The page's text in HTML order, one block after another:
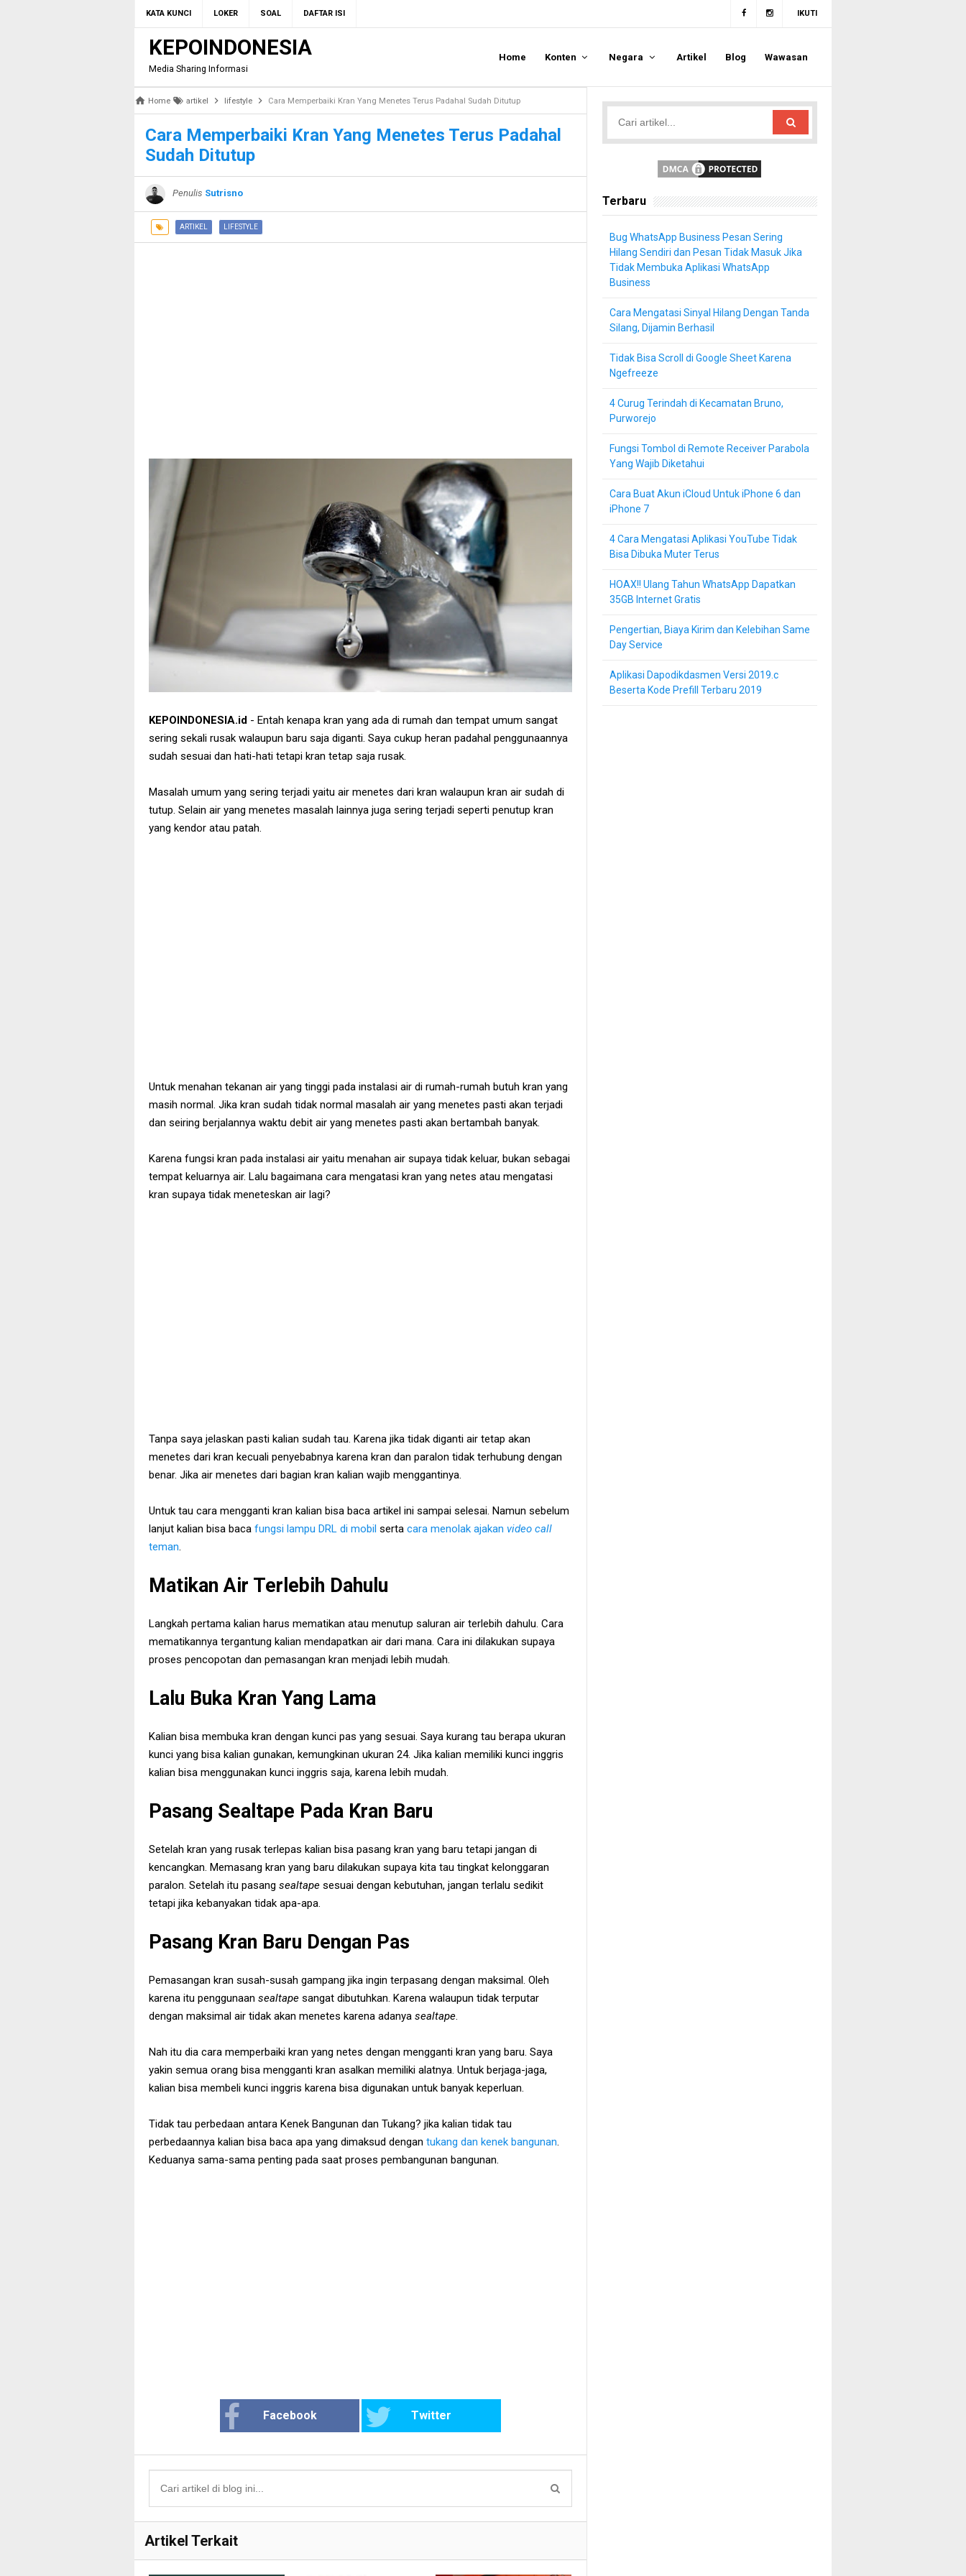
KATA KUNCI LOKER SOAL DAFTAR ISI IKUTI
KEPOINDONESIA
Media Sharing Informasi
Home Konten Negara Artikel Blog Wawasan
Home artikel lifestyle Cara Memperbaiki Kran Yang Menetes Terus Padahal Sudah Ditutup
Cara Memperbaiki Kran Yang Menetes Terus Padahal
Sudah Ditutup
Penulis Sutrisno
ARTIKEL LIFESTYLE
KEPOINDONESIA.id - Entah kenapa kran yang ada di rumah dan tempat umum sangat
sering sekali rusak walaupun baru saja diganti. Saya cukup heran padahal penggunaannya
sudah sesuai dan hati-hati tetapi kran tetap saja rusak.
Masalah umum yang sering terjadi yaitu air menetes dari kran walaupun kran air sudah di
tutup. Selain air yang menetes masalah lainnya juga sering terjadi seperti penutup kran
yang kendor atau patah.
Untuk menahan tekanan air yang tinggi pada instalasi air di rumah-rumah butuh kran yang
masih normal. Jika kran sudah tidak normal masalah air yang menetes pasti akan terjadi
dan seiring berjalannya waktu debit air yang menetes pasti akan bertambah banyak.
Karena fungsi kran pada instalasi air yaitu menahan air supaya tidak keluar, bukan sebagai
tempat keluarnya air. Lalu bagaimana cara mengatasi kran yang netes atau mengatasi
kran supaya tidak meneteskan air lagi?
Tanpa saya jelaskan pasti kalian sudah tau. Karena jika tidak diganti air tetap akan
menetes dari kran kecuali penyebabnya karena kran dan paralon tidak terhubung dengan
benar. Jika air menetes dari bagian kran kalian wajib menggantinya.
Untuk tau cara mengganti kran kalian bisa baca artikel ini sampai selesai. Namun sebelum
lanjut kalian bisa baca fungsi lampu DRL di mobil serta cara menolak ajakan video call
teman.
Matikan Air Terlebih Dahulu
Langkah pertama kalian harus mematikan atau menutup saluran air terlebih dahulu. Cara
mematikannya tergantung kalian mendapatkan air dari mana. Cara ini dilakukan supaya
proses pencopotan dan pemasangan kran menjadi lebih mudah.
Lalu Buka Kran Yang Lama
Kalian bisa membuka kran dengan kunci pas yang sesuai. Saya kurang tau berapa ukuran
kunci yang bisa kalian gunakan, kemungkinan ukuran 24. Jika kalian memiliki kunci inggris
kalian bisa menggunakan kunci inggris saja, karena lebih mudah.
Pasang Sealtape Pada Kran Baru
Setelah kran yang rusak terlepas kalian bisa pasang kran yang baru tetapi jangan di
kencangkan. Memasang kran yang baru dilakukan supaya kita tau tingkat kelonggaran
paralon. Setelah itu pasang sealtape sesuai dengan kebutuhan, jangan terlalu sedikit
tetapi jika kebanyakan tidak apa-apa.
Pasang Kran Baru Dengan Pas
Pemasangan kran susah-susah gampang jika ingin terpasang dengan maksimal. Oleh
karena itu penggunaan sealtape sangat dibutuhkan. Karena walaupun tidak terputar
dengan maksimal air tidak akan menetes karena adanya sealtape.
Nah itu dia cara memperbaiki kran yang netes dengan mengganti kran yang baru. Saya
yakin semua orang bisa mengganti kran asalkan memiliki alatnya. Untuk berjaga-jaga,
kalian bisa membeli kunci inggris karena bisa digunakan untuk banyak keperluan.
Tidak tau perbedaan antara Kenek Bangunan dan Tukang? jika kalian tidak tau
perbedaannya kalian bisa baca apa yang dimaksud dengan tukang dan kenek bangunan.
Keduanya sama-sama penting pada saat proses pembangunan bangunan.
Facebook Twitter
Artikel Terkait
Terbaru
Bug WhatsApp Business Pesan Sering
Hilang Sendiri dan Pesan Tidak Masuk Jika
Tidak Membuka Aplikasi WhatsApp
Business
Cara Mengatasi Sinyal Hilang Dengan Tanda
Silang, Dijamin Berhasil
Tidak Bisa Scroll di Google Sheet Karena
Ngefreeze
4 Curug Terindah di Kecamatan Bruno,
Purworejo
Fungsi Tombol di Remote Receiver Parabola
Yang Wajib Diketahui
Cara Buat Akun iCloud Untuk iPhone 6 dan
iPhone 7
4 Cara Mengatasi Aplikasi YouTube Tidak
Bisa Dibuka Muter Terus
HOAX!! Ulang Tahun WhatsApp Dapatkan
35GB Internet Gratis
Pengertian, Biaya Kirim dan Kelebihan Same
Day Service
Aplikasi Dapodikdasmen Versi 2019.c
Beserta Kode Prefill Terbaru 2019